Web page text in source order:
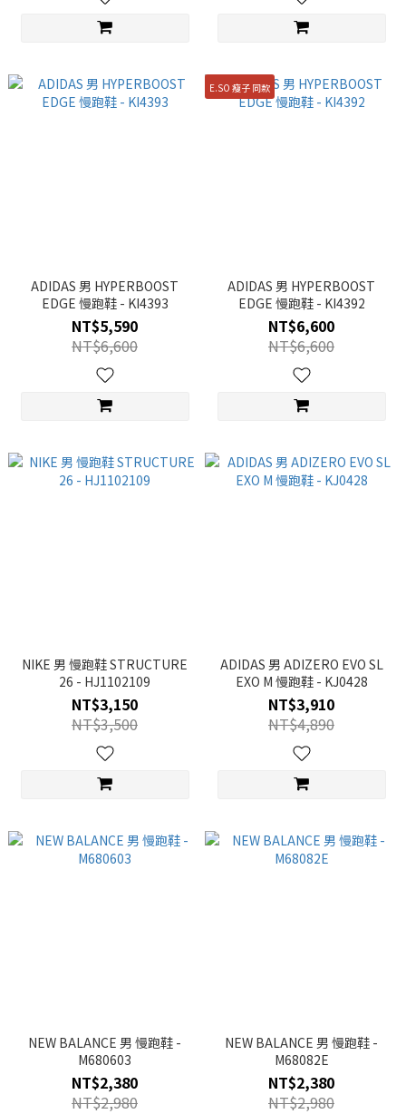
ADIDAS 男 HYPERBOOST
EDGE 慢跑鞋 - KI4393
NT$5,590
NT$6,600
E.SO 瘦子 同款
ADIDAS 男 HYPERBOOST
EDGE 慢跑鞋 - KI4392
NT$6,600
NT$6,600
NIKE 男 慢跑鞋 STRUCTURE
26 - HJ1102109
NT$3,150
NT$3,500
ADIDAS 男 ADIZERO EVO SL
EXO M 慢跑鞋 - KJ0428
NT$3,910
NT$4,890
NEW BALANCE 男 慢跑鞋 -
M680603
NT$2,380
NT$2,980
NEW BALANCE 男 慢跑鞋 -
M68082E
NT$2,380
NT$2,980